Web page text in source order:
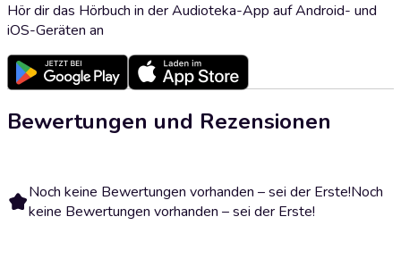
Hör dir das Hörbuch in der Audioteka-App auf Android- und
iOS-Geräten an
Bewertungen und Rezensionen
Noch keine Bewertungen vorhanden – sei der Erste!Noch
keine Bewertungen vorhanden – sei der Erste!